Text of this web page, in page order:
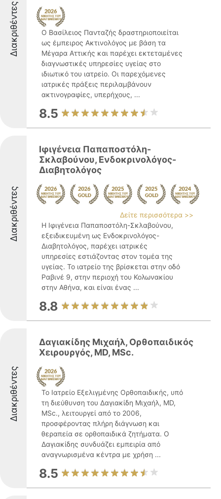
Διακριθέντες
Ο Βασίλειος Πανταζής δραστηριοποιείται
ως έμπειρος Ακτινολόγος με βάση τα
Μέγαρα Αττικής και παρέχει εκτεταμένες
διαγνωστικές υπηρεσίες υγείας στο
ιδιωτικό του ιατρείο. Οι παρεχόμενες
ιατρικές πράξεις περιλαμβάνουν
ακτινογραφίες, υπερήχους, ...
8.5
Διακριθέντες
Ιφιγένεια Παπαποστόλη-
Σκλαβούνου, Ενδοκρινολόγος-
Διαβητολόγος
Δείτε περισσότερα >>
Η Ιφιγένεια Παπαποστόλη-Σκλαβούνου,
εξειδικευμένη ως Ενδοκρινολόγος-
Διαβητολόγος, παρέχει ιατρικές
υπηρεσίες εστιάζοντας στον τομέα της
υγείας. Το ιατρείο της βρίσκεται στην οδό
Ραβινέ 9, στην περιοχή του Κολωνακίου
στην Αθήνα, και είναι ένας ...
8.8
Διακριθέντες
Δαγιακίδης Μιχαήλ, Ορθοπαιδικός
Χειρουργός, MD, MSc.
Το Ιατρείο Εξελιγμένης Ορθοπαιδικής, υπό
τη διεύθυνση του Δαγιακίδη Μιχαήλ, MD,
MSc., λειτουργεί από το 2006,
προσφέροντας πλήρη διάγνωση και
θεραπεία σε ορθοπαιδικά ζητήματα. Ο
Δαγιακίδης συνδυάζει εμπειρία από
αναγνωρισμένα κέντρα με χρήση ...
8.5